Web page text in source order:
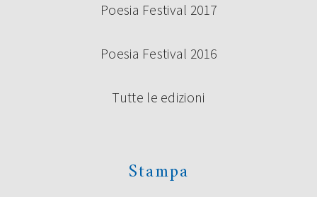
Poesia Festival 2017
Poesia Festival 2016
Tutte le edizioni
Stampa